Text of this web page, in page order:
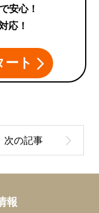
安心！
応！
ト
報